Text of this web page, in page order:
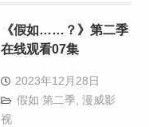
《假如……？》第二季
在线观看07集
2023年12月28日
假如 第二季 漫威影
视